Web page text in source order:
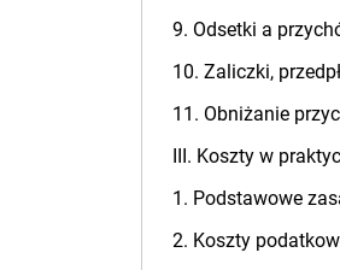
9. Odsetki a
10. Zaliczki,
11. Obniżanie
III. Koszty w
1. Podstawowe
2. Koszty